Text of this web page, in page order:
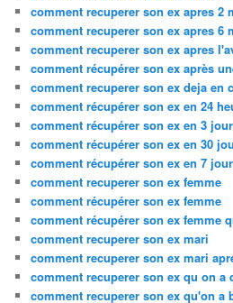
comment recuperer son ex apres 2
comment recuperer son ex apres 6
comment recuperer son ex apres
comment récupérer son ex après
comment recuperer son ex deja en
comment récupérer son ex en 24
comment récupérer son ex en 3
comment récupérer son ex en 30
comment récupérer son ex en 7
comment recuperer son ex femme
comment récupérer son ex femme
comment récupérer son ex femme
comment recuperer son ex mari
comment recuperer son ex mari
comment recuperer son ex qu on a
comment recuperer son ex qu'on a